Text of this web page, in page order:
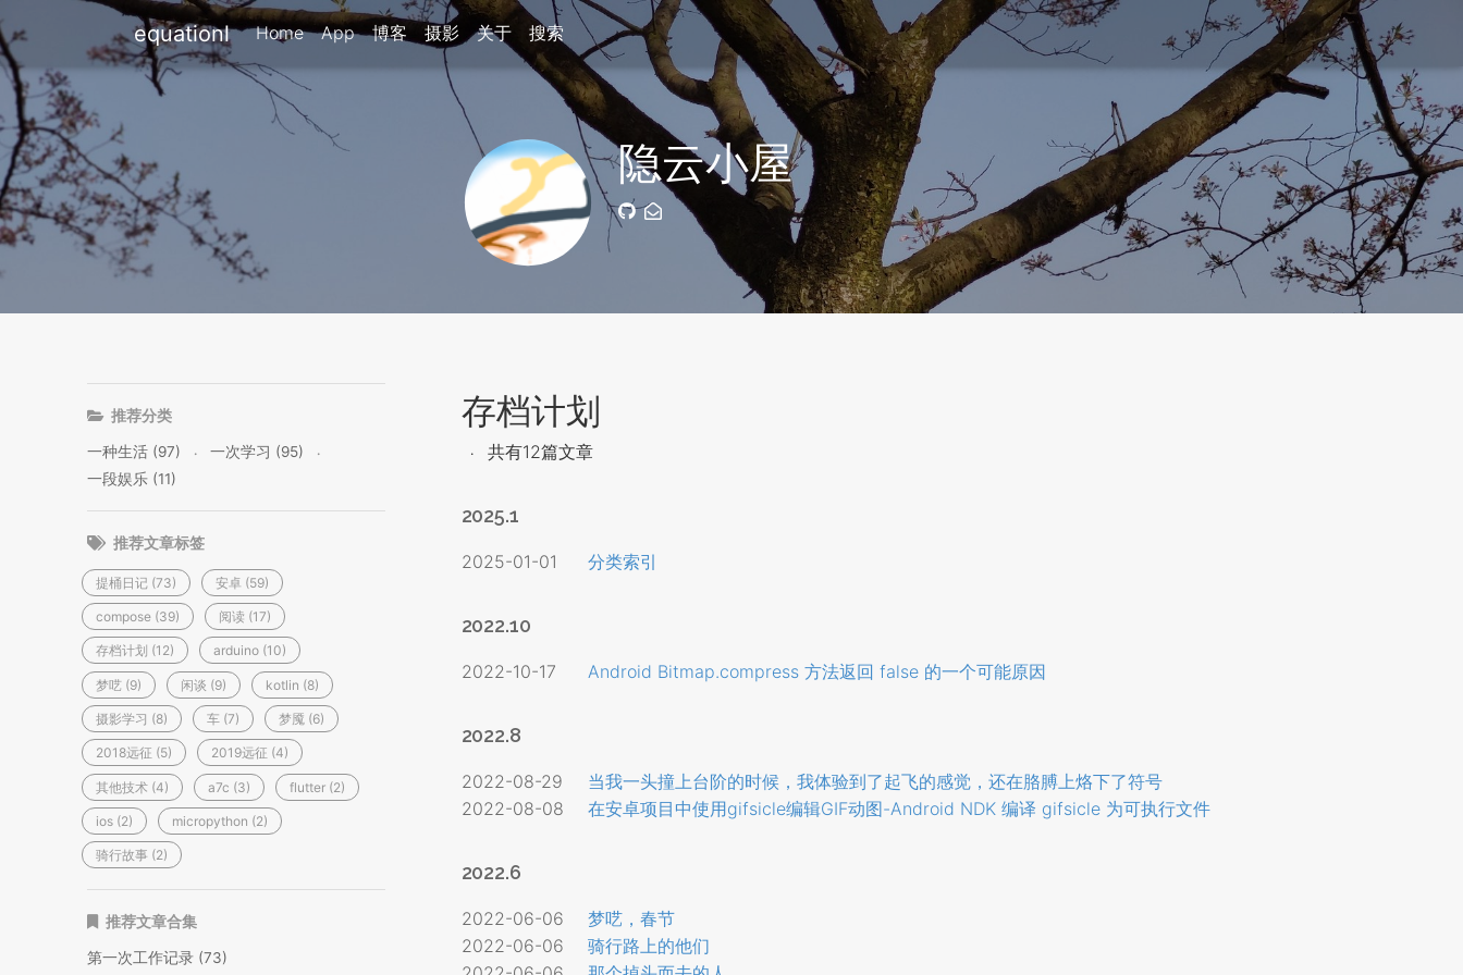
equationl Home App 博客 摄影 关于 搜索
隐云小屋
推荐分类
一种生活 (97)
一次学习 (95)
一段娱乐 (11)
推荐文章标签
提桶日记 (73) 安卓 (59)
compose (39) 阅读 (17)
存档计划 (12) arduino (10)
梦呓 (9) 闲谈 (9) kotlin (8)
摄影学习 (8) 车 (7) 梦魇 (6)
2018远征 (5) 2019远征 (4)
其他技术 (4) a7c (3) flutter (2)
ios (2) micropython (2)
骑行故事 (2)
推荐文章合集
第一次工作记录 (73)
存档计划
共有12篇文章
2025.1
2025-01-01 分类索引
2022.10
2022-10-17 Android Bitmap.compress 方法返回 false 的一个可能原因
2022.8
2022-08-29
当我一头撞上台阶的时候，我体验到了起飞的感觉，还在胳膊上烙下了符号
2022-08-08
在安卓项目中使用gifsicle编辑GIF动图-Android NDK 编译 gifsicle 为可执行文件
2022.6
2022-06-06
梦呓，春节
2022-06-06
骑行路上的他们